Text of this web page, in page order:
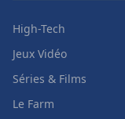
High-Tech
Jeux Vidéo
Séries & Films
Le Farm